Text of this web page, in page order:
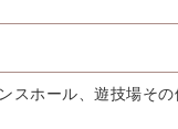
ホール、遊技場そ